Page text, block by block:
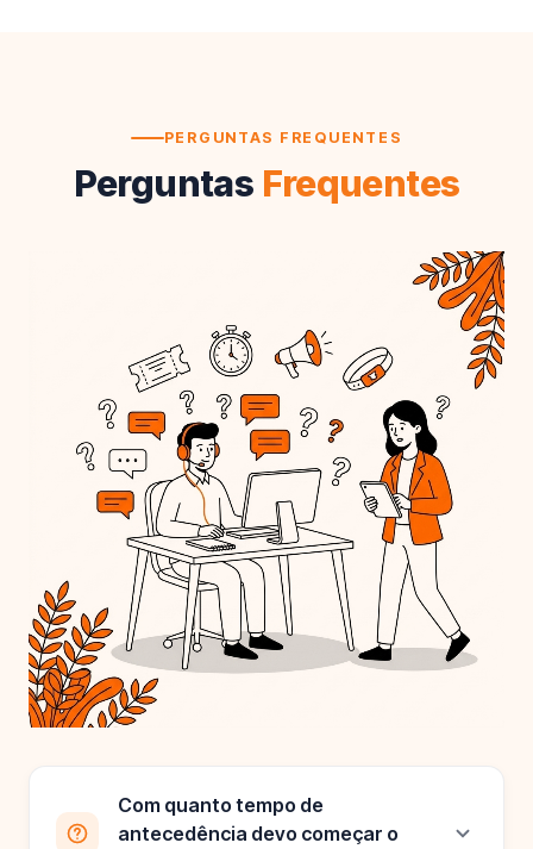
PERGUNTAS FREQUENTES
Perguntas Frequentes
Com quanto tempo de
antecedência devo começar o